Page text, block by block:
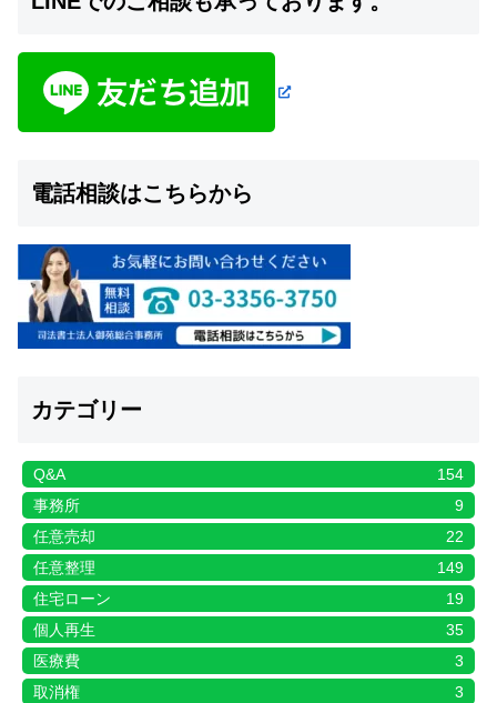
電話相談はこちらから
カテゴリー
Q&A
154
事務所
9
任意売却
22
任意整理
149
住宅ローン
19
個人再生
35
医療費
3
取消権
3